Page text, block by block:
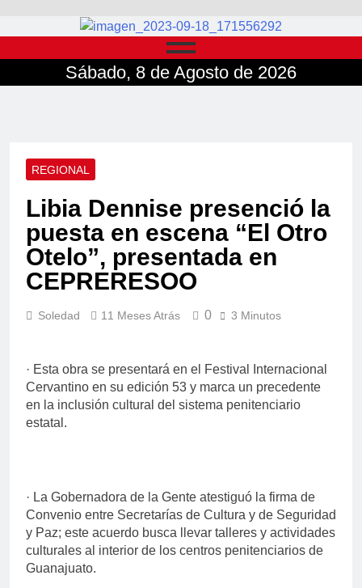
Sábado, 8 de Agosto de 2026
REGIONAL
Libia Dennise presenció la
puesta en escena “El Otro
Otelo”, presentada en
CEPRERESOO
Soledad 11 Meses Atrás 0 3 Minutos
· Esta obra se presentará en el Festival Internacional
Cervantino en su edición 53 y marca un precedente
en la inclusión cultural del sistema penitenciario
estatal.
· La Gobernadora de la Gente atestiguó la firma de
Convenio entre Secretarías de Cultura y de Seguridad
y Paz; este acuerdo busca llevar talleres y actividades
culturales al interior de los centros penitenciarios de
Guanajuato.